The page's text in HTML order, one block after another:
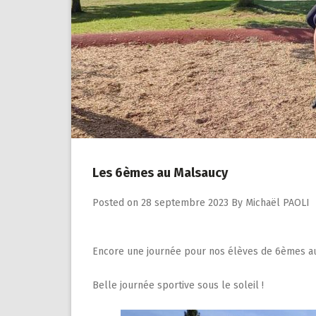
Les 6èmes au Malsaucy
Posted on 28 septembre 2023 By Michaël PAOLI
Encore une journée pour nos élèves de 6èmes
Belle journée sportive sous le soleil !